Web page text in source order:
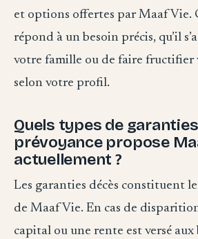
et options offertes par Maaf Vie.
répond à un besoin précis, qu’il
votre famille ou de faire fructifier
selon votre profil.
Quels types de
prévoyance propose
actuellement ?
Les garanties décès constituent
de Maaf Vie. En cas de
capital ou une rente est versé aux